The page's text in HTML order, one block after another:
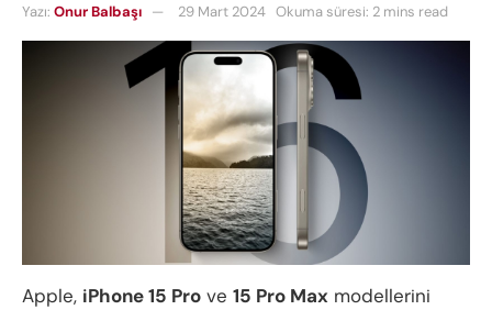
Yazı: Onur Balbaşı 29 Mart 2024 Okuma süresi: 2 mins read
Apple, iPhone 15 Pro ve 15 Pro Max modellerini